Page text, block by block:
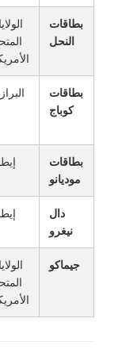
بطاقات
النحل
بطاقات
كوباج
بطاقات
موديانو
دال
نيغرو
جيماكو